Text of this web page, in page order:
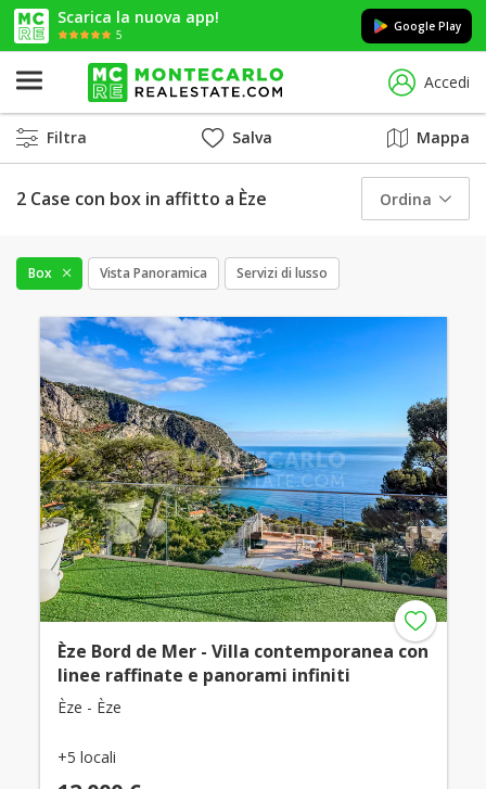
Scarica la nuova app!
5
Google Play
Accedi
Filtra Salva Mappa
2 Case con box in affitto a Èze Ordina
Box Vista Panoramica Servizi di lusso
Èze Bord de Mer - Villa contemporanea con
linee raffinate e panorami infiniti
Èze - Èze
+5 locali